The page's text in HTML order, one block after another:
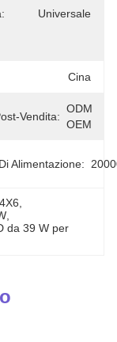
Universale
Cina
Vendita:
ODM
OEM
Alimentazione:
da 39 W per